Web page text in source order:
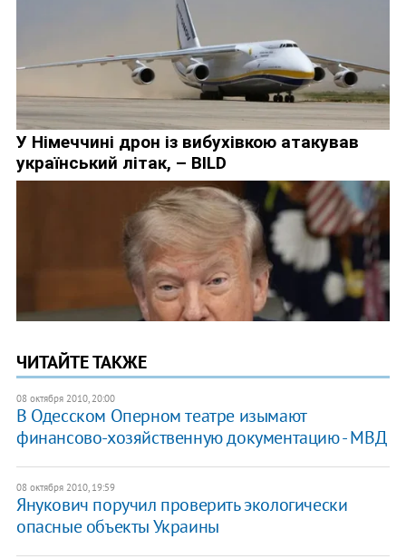
ЧИТАЙТЕ ТАКЖЕ
08 октября 2010, 20:00
В Одесском Оперном театре изымают
финансово-хозяйственную документацию - МВД
08 октября 2010, 19:59
Янукович поручил проверить экологически
опасные объекты Украины